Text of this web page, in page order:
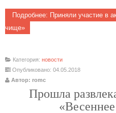
Подробнее: Приняли участие в
чище»
Категория: новости
Опубликовано: 04.05.2018
Автор: romc
Прошла